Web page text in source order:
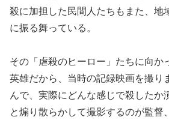
殺に加担した民間人たちもまた、地
に振る舞っている。
その「虐殺のヒーロー」たちに向か
英雄だから、当時の記録映画を撮り
んで、実際にどんな感じで殺したか
と煽り散らかして撮影するのが監督